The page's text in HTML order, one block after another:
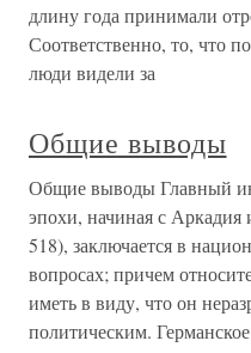
длину года принимали
Соответственно, то, что
люди видели за
Общие выводы
Общие выводы Главный
эпохи, начиная с Аркадия
518), заключается в
вопросах; причем
иметь в виду, что он
политическим.